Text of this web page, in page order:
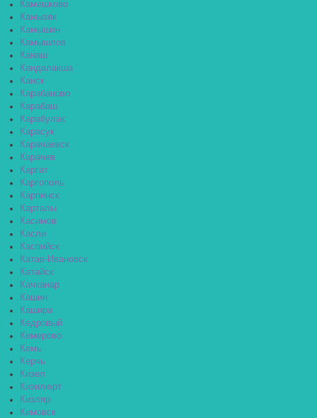
Камешково
Камызяк
Камышин
Камышлов
Канаш
Кандалакша
Канск
Карабаново
Карабаш
Карабулак
Карасук
Карачаевск
Карачев
Каргат
Каргополь
Карпинск
Карталы
Касимов
Касли
Каспийск
Катав-Ивановск
Катайск
Качканар
Кашин
Кашира
Кедровый
Кемерово
Кемь
Керчь
Кизел
Кизилюрт
Кизляр
Кимовск